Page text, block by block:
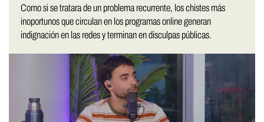
Como si se tratara de un problema recurrente, los chistes más
inoportunos que circulan en los programas online generan
indignación en las redes y terminan en disculpas públicas.